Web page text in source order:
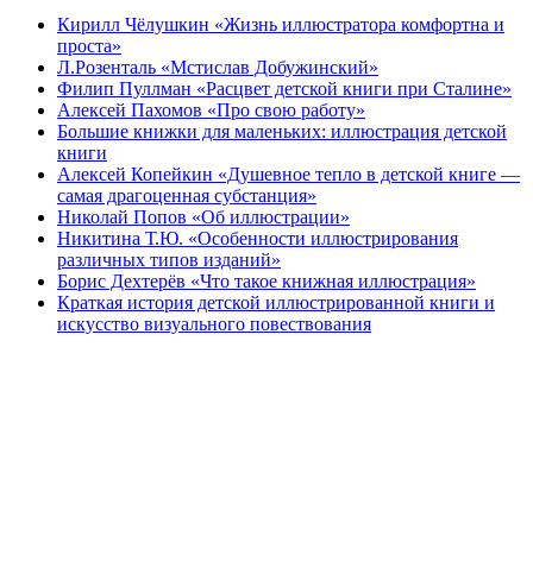
Кирилл Чёлушкин «Жизнь иллюстратора комфортна и
проста»
Л.Розенталь «Мстислав Добужинский»
Филип Пуллман «Расцвет детской книги при Сталине»
Алексей Пахомов «Про свою работу»
Большие книжки для маленьких: иллюстрация детской
книги
Алексей Копейкин «Душевное тепло в детской книге —
самая драгоценная субстанция»
Николай Попов «Об иллюстрации»
Никитина Т.Ю. «Особенности иллюстрирования
различных типов изданий»
Борис Дехтерёв «Что такое книжная иллюстрация»
Краткая история детской иллюстрированной книги и
искусство визуального повествования